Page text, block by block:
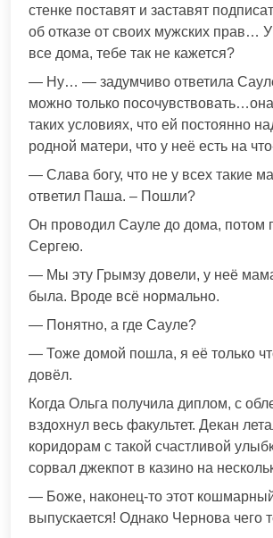
стенке поставят и заставят
об отказе от своих мужских прав… У
все дома, тебе так не кажется?
— Ну… — задумчиво ответила
можно только
таких условиях, что ей постоянно
родной матери, что у неё есть на
— Слава богу, что не у всех такие
ответил Паша. – Пошли?
Он проводил Сауле до дома, потом
Сергею.
— Мы эту Грымзу довели, у неё
была. Вроде всё нормально.
— Понятно, а где Сауле?
— Тоже домой пошла, я её только
довёл.
Когда Ольга получила диплом, с
вздохнул весь факультет. Декан
коридорам с такой счастливой
сорвал джекпот в казино на
— Боже, наконец-то этот
выпускается! Однако Чернова чего